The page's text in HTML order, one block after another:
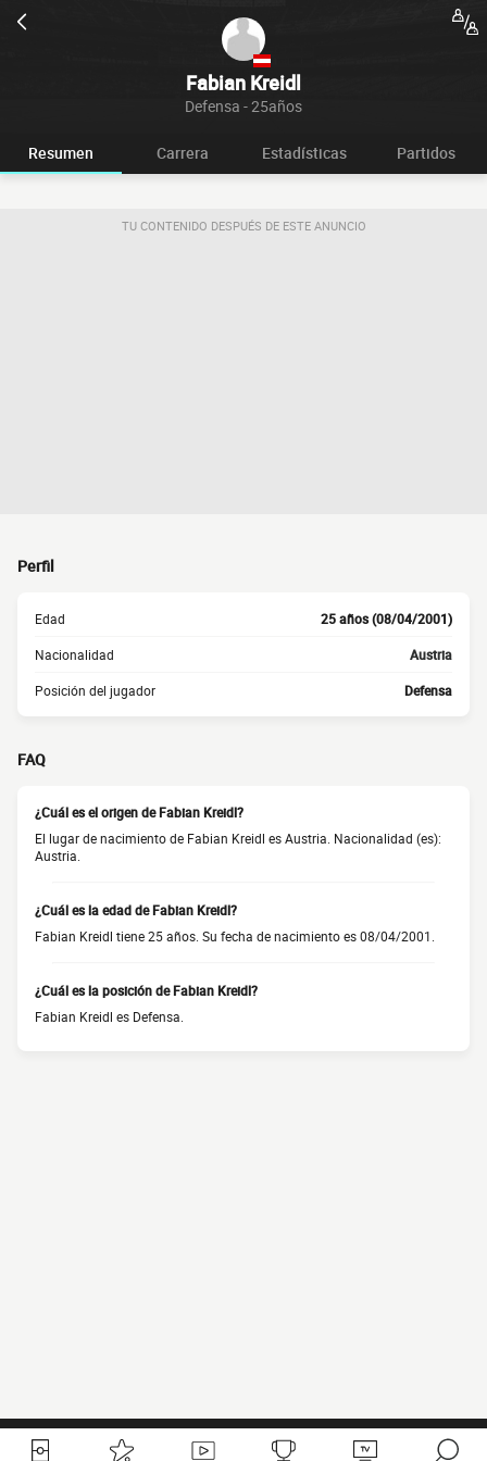
Fabian Kreidl
Defensa - 25años
Resumen Carrera Estadísticas Partidos
TU CONTENIDO DESPUÉS DE ESTE ANUNCIO
Perfil
Edad 25 años (08/04/2001)
Nacionalidad Austria
Posición del jugador Defensa
FAQ
¿Cuál es el origen de Fabian Kreidl?
El lugar de nacimiento de Fabian Kreidl es Austria. Nacionalidad (es):
Austria.
¿Cuál es la edad de Fabian Kreidl?
Fabian Kreidl tiene 25 años. Su fecha de nacimiento es 08/04/2001.
¿Cuál es la posición de Fabian Kreidl?
Fabian Kreidl es Defensa.